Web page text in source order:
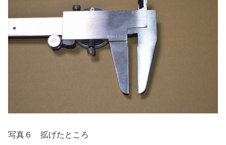
写真６ 拡げたところ